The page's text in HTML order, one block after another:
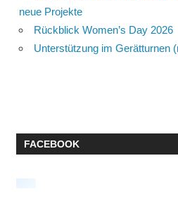
neue Projekte
Rückblick Women’s Day 2026
Unterstützung im Gerätturnen
FACEBOOK